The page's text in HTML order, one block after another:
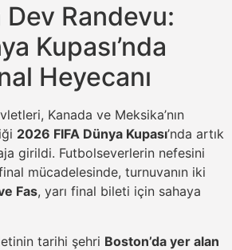
Dev Randevu:
Kupası’nda
Heyecanı
Kanada ve Meksika’nın
2026 FIFA Dünya Kupası’nda artık
girildi. Futbolseverlerin nefesini
mücadelesinde, turnuvanın iki
Fas, yarı final bileti için sahaya
tarihi şehri Boston’da yer alan